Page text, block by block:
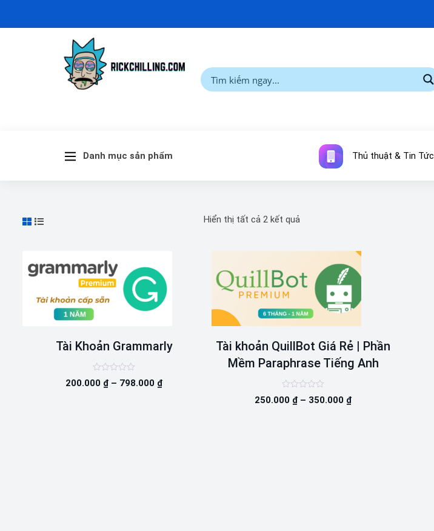
Danh mục sản phẩm Thủ thuật & Tin Tức
Hiển thị tất cả 2 kết quả
Tài Khoản Grammarly
Được
xếp
200.000 ₫– 798.000 ₫
Tài khoản QuillBot Giá Rẻ | Phần
Mềm Paraphrase Tiếng Anh
Được
xếp
250.000 ₫– 350.000 ₫